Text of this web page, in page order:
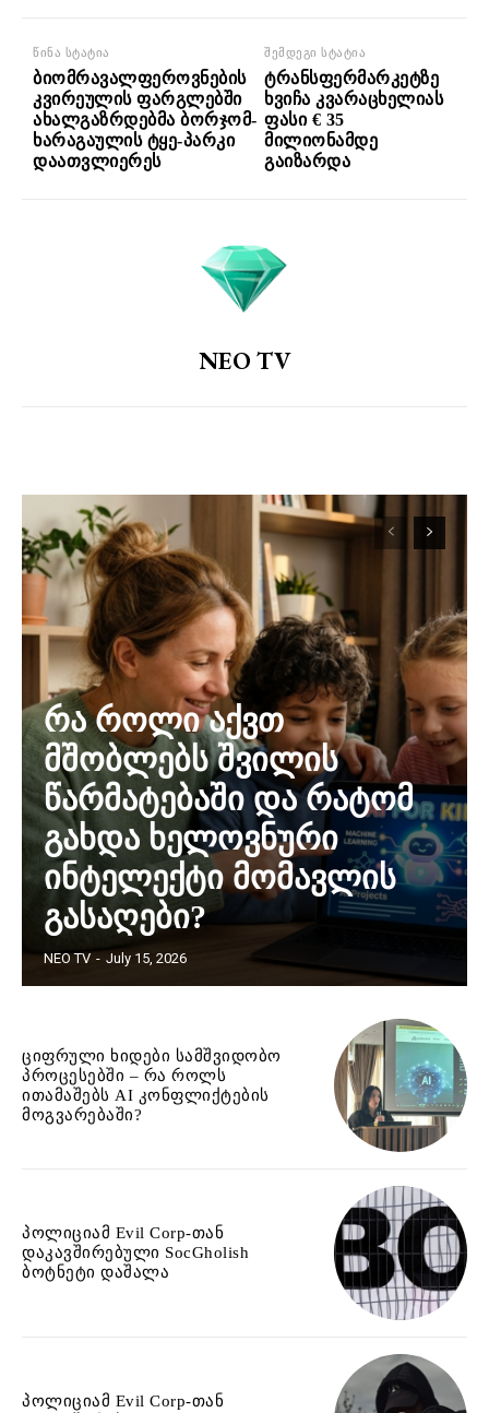
წინა სტატია
ბიომრავალფეროვნების
კვირეულის ფარგლებში
ახალგაზრდებმა ბორჯომ-
ხარაგაულის ტყე-პარკი
დაათვლიერეს
შემდეგი სტატია
ტრანსფერმარკეტზე
ხვიჩა კვარაცხელიას
ფასი € 35
მილიონამდე
გაიზარდა
NEO TV
რა როლი აქვთ
მშობლებს შვილის
წარმატებაში და რატომ
გახდა ხელოვნური
ინტელექტი მომავლის
გასაღები?
NEO TV - July 15, 2026
ციფრული ხიდები სამშვიდობო
პროცესებში – რა როლს
ითამაშებს AI კონფლიქტების
მოგვარებაში?
პოლიციამ Evil Corp-თან
დაკავშირებული SocGholish
ბოტნეტი დაშალა
პოლიციამ Evil Corp-თან